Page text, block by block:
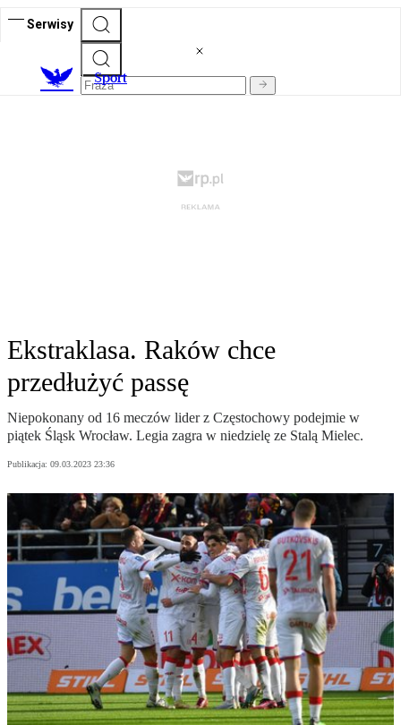
Serwisy
Sport
Ekstraklasa. Raków chce
przedłużyć passę
Niepokonany od 16 meczów lider z Częstochowy podejmie w
piątek Śląsk Wrocław. Legia zagra w niedzielę ze Stalą Mielec.
Publikacja: 09.03.2023 23:36